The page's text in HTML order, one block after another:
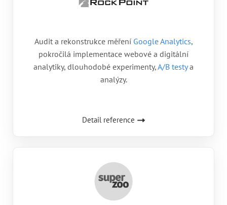
Audit a rekonstrukce měření Google Analytics,
pokročilá implementace webové a digitální
analytiky, dlouhodobé experimenty,A/B testya
analýzy.
Detail reference